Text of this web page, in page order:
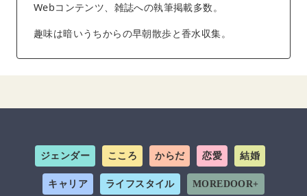
Webコンテンツ、雑誌への執筆掲載多数。
趣味は暗いうちからの早朝散歩と香水収集。
ジェンダー こころ からだ 恋愛 結婚
キャリア ライフスタイル MOREDOOR+